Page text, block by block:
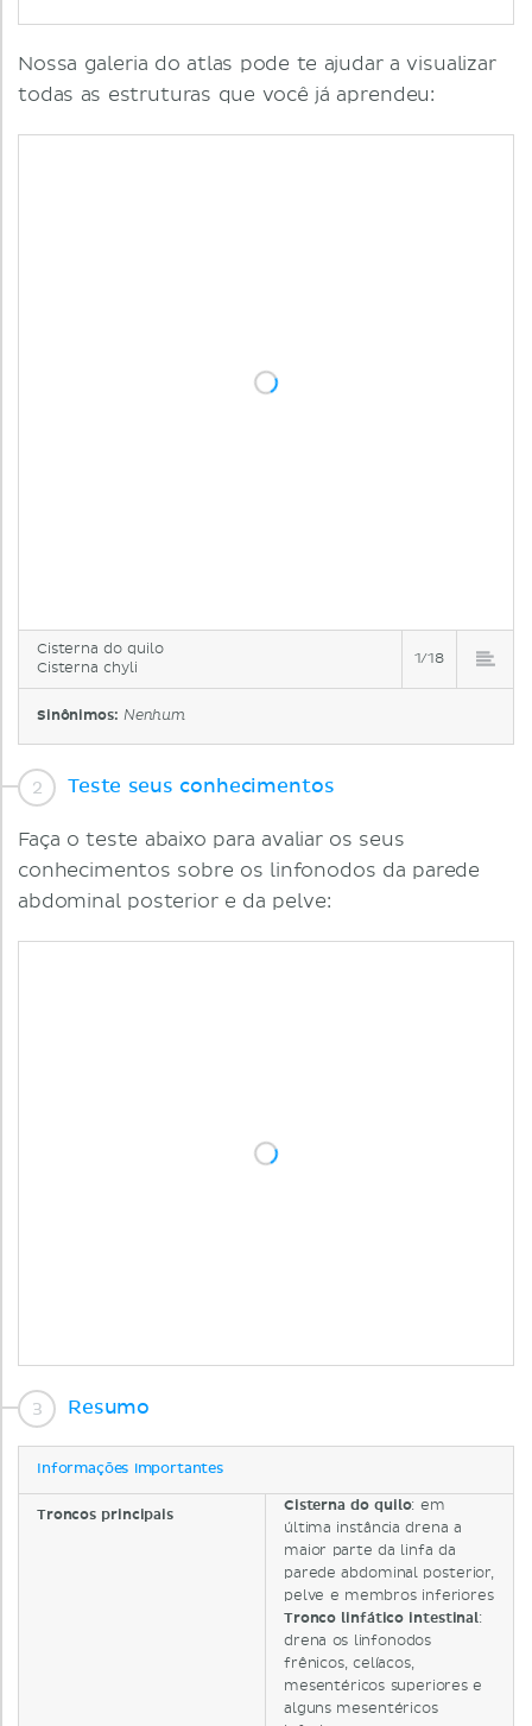
Nossa galeria do atlas pode te ajudar a visualizar
todas as estruturas que você já aprendeu:
Cisterna do quilo
Cisterna chyli
1/18
Sinônimos: Nenhum
Teste seus conhecimentos
Faça o teste abaixo para avaliar os seus
conhecimentos sobre os linfonodos da parede
abdominal posterior e da pelve:
Resumo
Informações importantes
Troncos principais
Cisterna do quilo: em
última instância drena a
maior parte da linfa da
parede abdominal posterior,
pelve e membros inferiores
Tronco linfático intestinal:
drena os linfonodos
frênicos, celíacos,
mesentéricos superiores e
alguns mesentéricos